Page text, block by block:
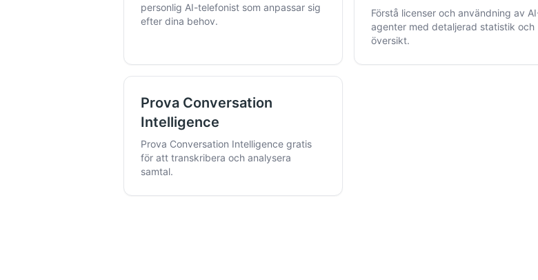
personlig AI-telefonist som anpassar sig
efter dina behov.
Förstå licenser och användning av
agenter med detaljerad statistik och
översikt.
Prova Conversation
Intelligence
Prova Conversation Intelligence gratis
för att transkribera och analysera
samtal.